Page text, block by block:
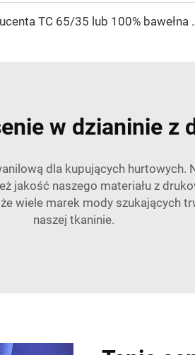
Cena producenta TC 65/
w dzianinie z
dla kupujących hurtowych.
jakość naszego materiału z
wiele marek mody szukających
naszej tkaninie.